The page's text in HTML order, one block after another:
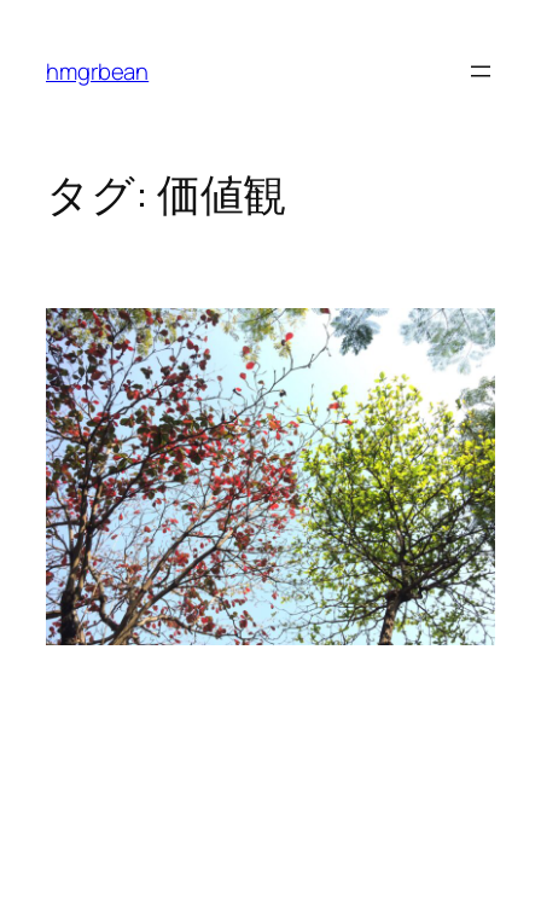
hmgrbean
タグ: 価値観